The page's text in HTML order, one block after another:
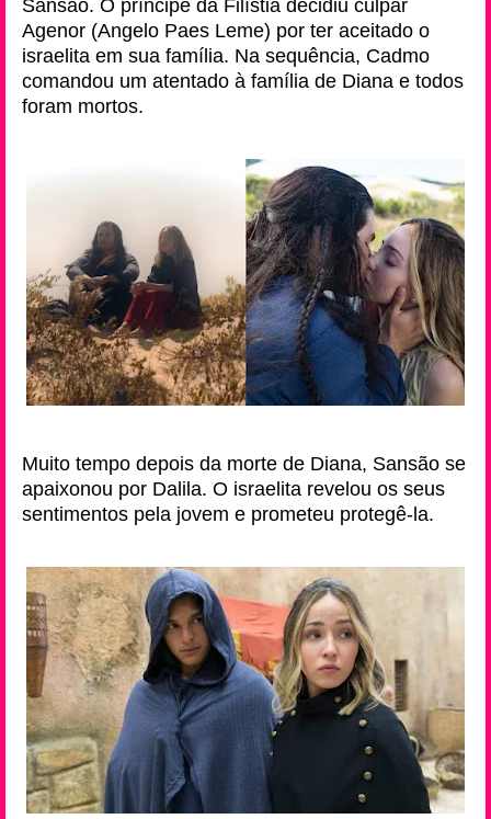
Sansão. O príncipe da Filístia decidiu culpar
Agenor (Angelo Paes Leme) por ter aceitado o
israelita em sua família. Na sequência, Cadmo
comandou um atentado à família de Diana e todos
foram mortos.
Muito tempo depois da morte de Diana, Sansão se
apaixonou por Dalila. O israelita revelou os seus
sentimentos pela jovem e prometeu protegê-la.